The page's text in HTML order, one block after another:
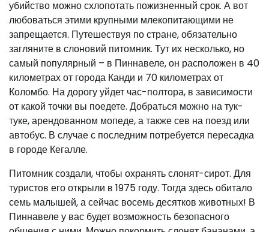
убийство можно схлопотать пожизненный срок. А вот
любоваться этими крупными млекопитающими не
запрещается. Путешествуя по стране, обязательно
загляните в слоновий питомник. Тут их несколько, но
самый популярный – в Пиннавеле, он расположен в 40
километрах от города Канди и 70 километрах от
Коломбо. На дорогу уйдет час-полтора, в зависимости
от какой точки вы поедете. Добраться можно на тук-
туке, арендованном мопеде, а также сев на поезд или
автобус. В случае с последним потребуется пересадка
в городе Кегалле.
Питомник создали, чтобы охранять слонят-сирот. Для
туристов его открыли в 1975 году. Тогда здесь обитало
семь малышей, а сейчас восемь десятков животных! В
Пиннавеле у вас будет возможность безопасного